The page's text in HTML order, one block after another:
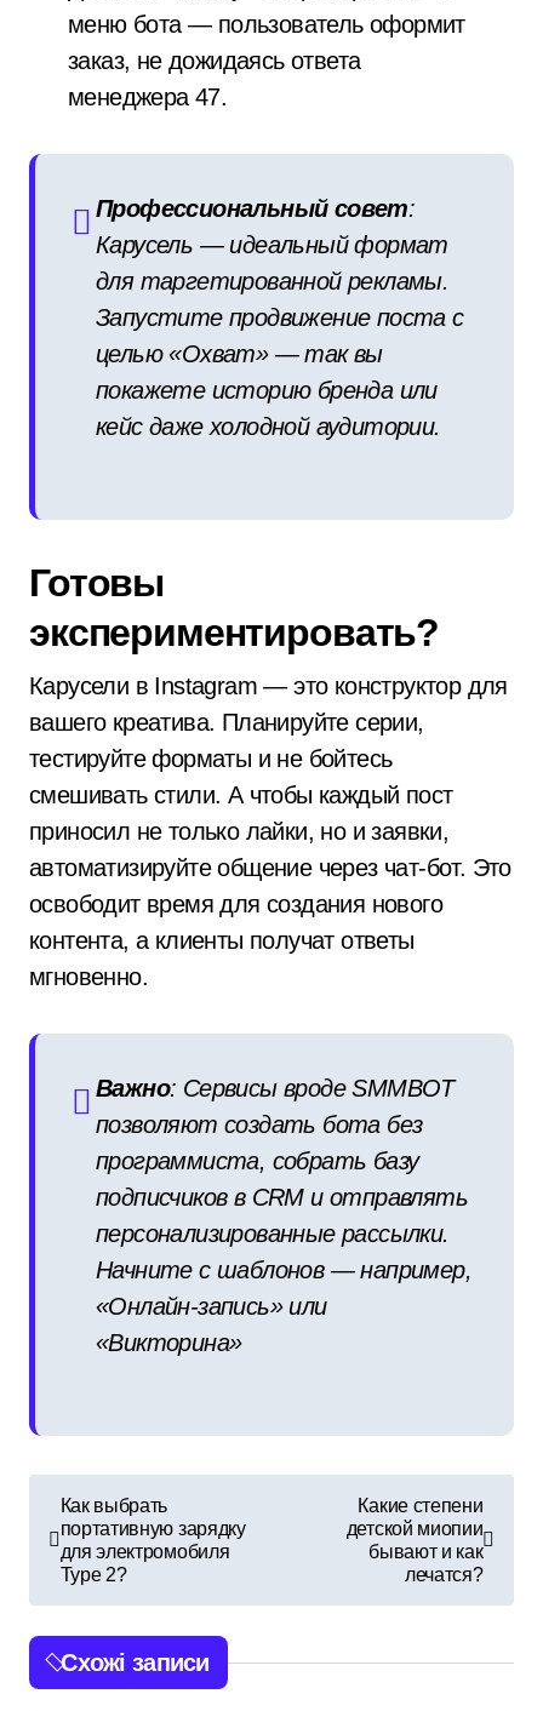
меню бота — пользователь оформит
заказ, не дожидаясь ответа
менеджера47.
Профессиональный совет:
Карусель — идеальный формат
для таргетированной рекламы.
Запустите продвижение поста с
целью «Охват» — так вы
покажете историю бренда или
кейс даже холодной аудитории.
Готовы
экспериментировать?
Карусели в Instagram — это конструктор для
вашего креатива. Планируйте серии,
тестируйте форматы и не бойтесь
смешивать стили. А чтобы каждый пост
приносил не только лайки, но и заявки,
автоматизируйте общение через чат-бот. Это
освободит время для создания нового
контента, а клиенты получат ответы
мгновенно.
Важно: Сервисы вроде SMMBOT
позволяют создать бота без
программиста, собрать базу
подписчиков в CRM и отправлять
персонализированные рассылки.
Начните с шаблонов — например,
«Онлайн-запись» или
«Викторина»
в
і
г
Как выбрать
портативную зарядку
для электромобиля
Type 2?
Какие степени
детской миопии
бывают и как
лечатся?
Схожі записи